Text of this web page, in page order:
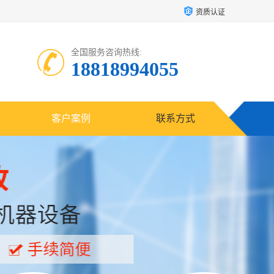
资质认证
全国服务咨询热线:
18818994055
客户案例 联系方式